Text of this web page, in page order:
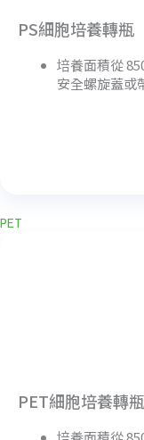
PS細胞培養轉瓶
培養面積從
安全螺旋蓋或
PET
PET細胞培養轉瓶